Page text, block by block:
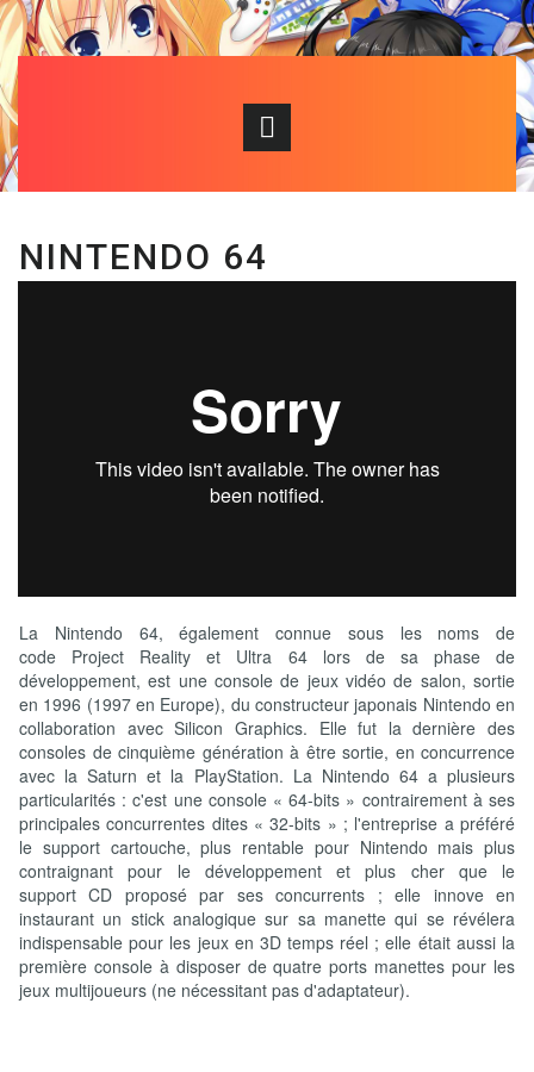
NINTENDO 64
La Nintendo 64, également connue sous les noms de
code Project Reality et Ultra 64 lors de sa phase de
développement, est une console de jeux vidéo de salon, sortie
en 1996 (1997 en Europe), du constructeur japonais Nintendo en
collaboration avec Silicon Graphics. Elle fut la dernière des
consoles de cinquième génération à être sortie, en concurrence
avec la Saturn et la PlayStation. La Nintendo 64 a plusieurs
particularités : c'est une console « 64-bits » contrairement à ses
principales concurrentes dites « 32-bits » ; l'entreprise a préféré
le support cartouche, plus rentable pour Nintendo mais plus
contraignant pour le développement et plus cher que le
support CD proposé par ses concurrents ; elle innove en
instaurant un stick analogique sur sa manette qui se révélera
indispensable pour les jeux en 3D temps réel ; elle était aussi la
première console à disposer de quatre ports manettes pour les
jeux multijoueurs (ne nécessitant pas d'adaptateur).